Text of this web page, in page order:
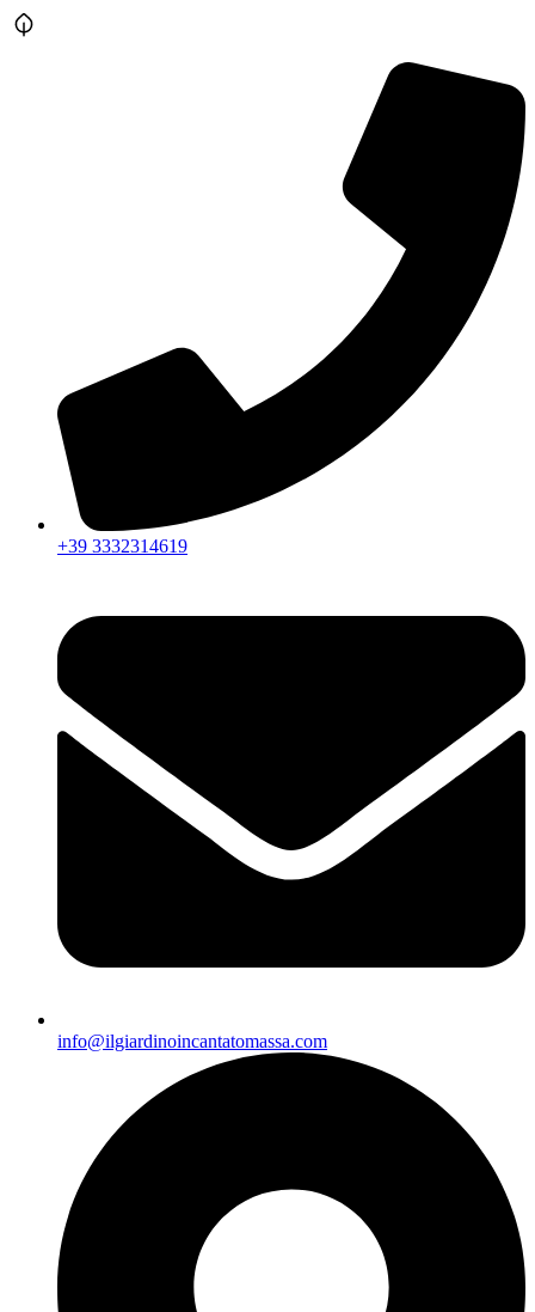
+39 3332314619
info@ilgiardinoincantatomassa.com